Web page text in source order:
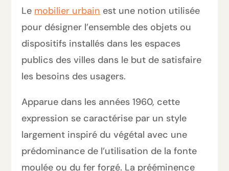
Le mobilier urbain est une notion utilisée
pour désigner l’ensemble des objets ou
dispositifs installés dans les espaces
publics des villes dans le but de satisfaire
les besoins des usagers.
Apparue dans les années 1960, cette
expression se caractérise par un style
largement inspiré du végétal avec une
prédominance de l’utilisation de la fonte
moulée ou du fer forgé. La prééminence